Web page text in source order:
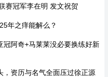
赛冠军李在明 发文祝贺
年之痒能解么？
阿奇+马莱莱没必要换练好新
，资历与名气全面压过徐正源